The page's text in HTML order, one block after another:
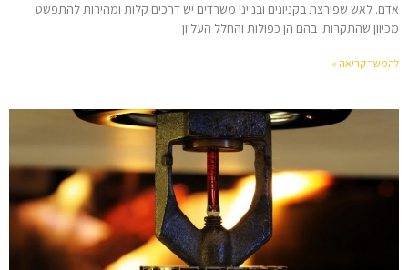
אדם. לאש שפורצת בקניונים ובנייני משרדים יש דרכים קלות ומהירות להתפשט
מכיוון שהתקרות בהם הן כפולות והחלל העליון
להמשך קריאה »